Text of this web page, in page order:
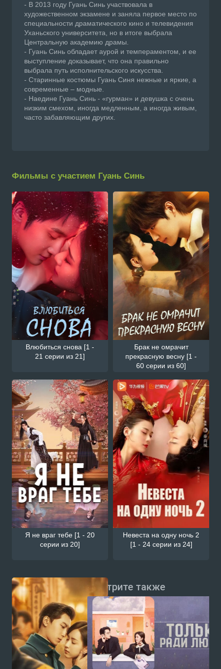
- В 2013 году Гуань Синь участвовала в
художественном экзамене и заняла первое место по
специальности драматического кино и телевидения
Уханьского университета, но в итоге выбрала
Центральную академию драмы.
- Гуань Синь обладает аурой и темпераментом, и ее
выступление доказывает, что она правильно
выбрала путь исполнительского искусства.
- Старинные костюмы Гуань Синя нежные и яркие, а
современные – модные.
- Наедине Гуань Синь - «гурман» и девушка с очень
низким смехом, иногда медленным, а иногда живым,
часто забавляющим других.
Фильмы с участием Гуань Синь
Влюбиться снова [1 -
21 серии из 21]
Брак не омрачит
прекрасную весну [1 -
60 серии из 60]
Я не враг тебе [1 - 20
серии из 20]
Невеста на одну ночь 2
[1 - 24 серии из 24]
Смотрите также